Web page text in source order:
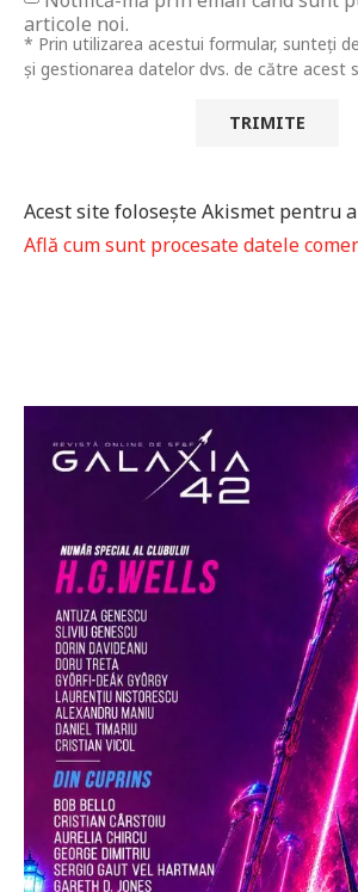
articole noi.
* Prin utilizarea acestui formular, sunteți
și gestionarea datelor dvs. de către acest
Acest site folosește Akismet pentru
Află cum sunt procesate datele